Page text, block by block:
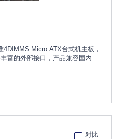
4DIMMS Micro ATX台式机主板，
富的外部接口，产品兼容国内主
对比